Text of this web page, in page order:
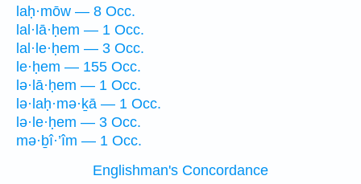
laḥ·mōw — 8 Occ.
lal·lā·ḥem — 1 Occ.
lal·le·ḥem — 3 Occ.
le·ḥem — 155 Occ.
lə·lā·ḥem — 1 Occ.
lə·laḥ·mə·ḵā — 1 Occ.
lə·le·ḥem — 3 Occ.
mə·ḇî·’îm — 1 Occ.
Englishman's Concordance